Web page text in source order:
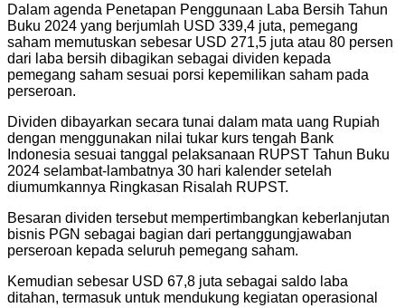
Dalam agenda Penetapan Penggunaan Laba Bersih Tahun
Buku 2024 yang berjumlah USD 339,4 juta, pemegang
saham memutuskan sebesar USD 271,5 juta atau 80 persen
dari laba bersih dibagikan sebagai dividen kepada
pemegang saham sesuai porsi kepemilikan saham pada
perseroan.
Dividen dibayarkan secara tunai dalam mata uang Rupiah
dengan menggunakan nilai tukar kurs tengah Bank
Indonesia sesuai tanggal pelaksanaan RUPST Tahun Buku
2024 selambat-lambatnya 30 hari kalender setelah
diumumkannya Ringkasan Risalah RUPST.
Besaran dividen tersebut mempertimbangkan keberlanjutan
bisnis PGN sebagai bagian dari pertanggungjawaban
perseroan kepada seluruh pemegang saham.
Kemudian sebesar USD 67,8 juta sebagai saldo laba
ditahan, termasuk untuk mendukung kegiatan operasional